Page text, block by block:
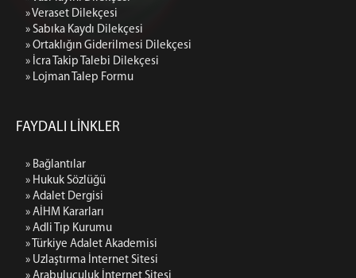
» Veraset Dilekçesi
» Sabıka Kaydı Dilekçesi
» Ortaklığın Giderilmesi Dilekçesi
» İcra Takip Talebi Dilekçesi
» Lojman Talep Formu
FAYDALI LİNKLER
» Bağlantılar
» Hukuk Sözlüğü
» Adalet Dergisi
» AİHM Kararları
» Adli Tıp Kurumu
» Türkiye Adalet Akademisi
» Uzlaştırma İnternet Sitesi